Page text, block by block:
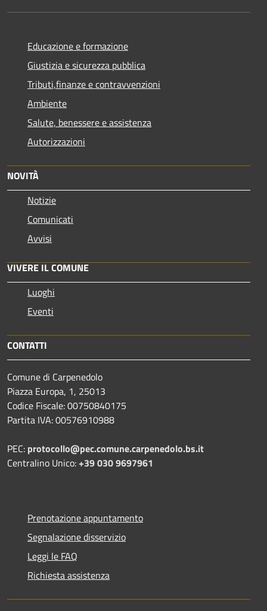
Educazione e formazione
Giustizia e sicurezza pubblica
Tributi,finanze e contravvenzioni
Ambiente
Salute, benessere e assistenza
Autorizzazioni
NOVITÀ
Notizie
Comunicati
Avvisi
VIVERE IL COMUNE
Luoghi
Eventi
CONTATTI
Comune di Carpenedolo
Piazza Europa, 1, 25013
Codice Fiscale: 00750840175
Partita IVA: 00576910988
PEC: protocollo@pec.comune.carpenedolo.bs.it
Centralino Unico:+39 030 9697961
Prenotazione appuntamento
Segnalazione disservizio
Leggi le FAQ
Richiesta assistenza